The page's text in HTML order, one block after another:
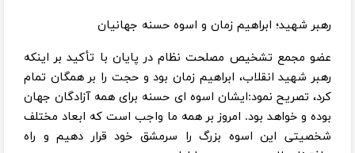
رهبر شهید؛ ابراهیم زمان و اسوه حسنه جهانیان
عضو مجمع تشخیص مصلحت نظام در پایان با تأکید بر اینکه
رهبر شهید انقلاب، ابراهیم زمان بود و حجت را بر همگان تمام
کرد، تصریح نمود:ایشان اسوه ای حسنه برای همه آزادگان جهان
بوده و خواهد بود. امروز بر همه ما واجب است که ابعاد مختلف
شخصیتی این اسوه بزرگ را سرمشق خود قرار دهیم و راه